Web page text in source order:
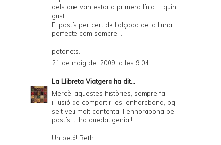
dels que van estar a primera línia ... quin
gust ...
El pastís per cert de l'alçada de la lluna
perfecte com sempre ..
petonets.
21 de maig del 2009, a les 9:04
La Llibreta Viatgera ha dit...
Mercè, aquestes històries, sempre fa
il·lusió de compartir-les, enhorabona, pq
se't veu molt contenta! I enhorabona pel
pastís, t' ha quedat genial!
Un petó! Beth